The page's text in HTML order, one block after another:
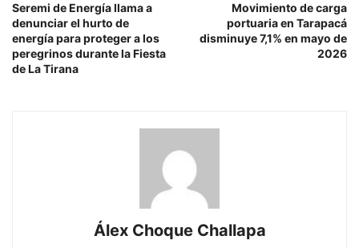
Seremi de Energía llama a
denunciar el hurto de
energía para proteger a los
peregrinos durante la Fiesta
de La Tirana
Movimiento de carga
portuaria en Tarapacá
disminuye 7,1% en mayo de
2026
Álex Choque Challapa